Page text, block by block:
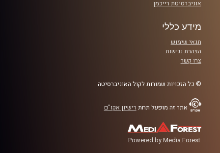
אוניברסיטת רייכמן
מידע כללי
תנאי שימוש
הצהרת נגישות
צרו קשר
© כל הזכויות שמורות לקול האוניברסיטה
אתר זה מופעל תחת רישיון אקו"ם
Powered by Media Forest